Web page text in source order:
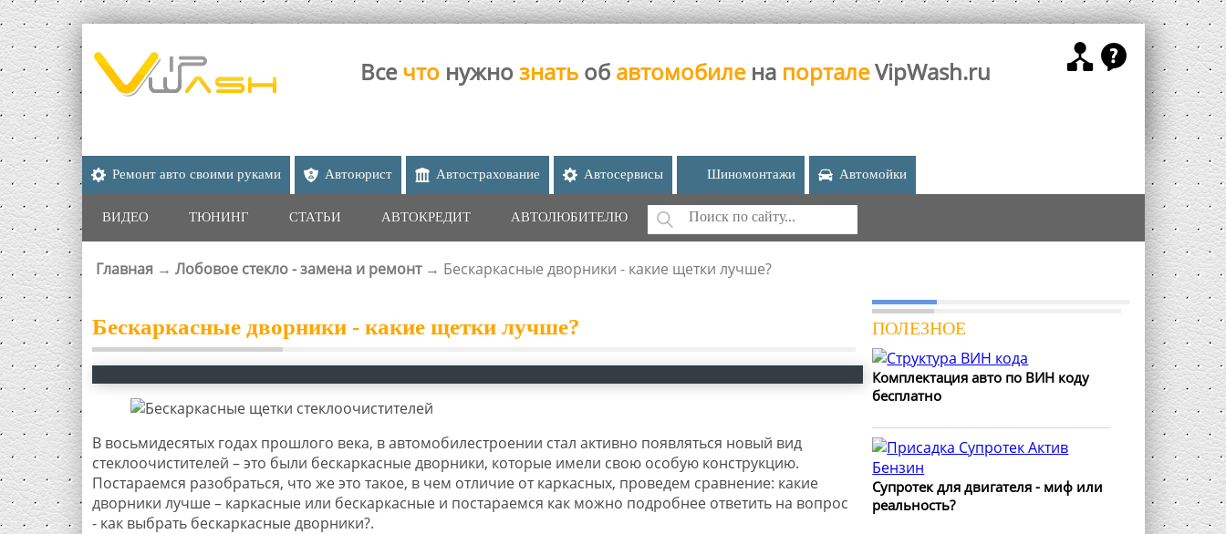
Все что нужно знать об автомобиле на порталеVipWash.ru
Ремонт авто своими руками Автоюрист Автострахование Автосервисы Шиномонтажи Автомойки
ВИДЕО ТЮНИНГ СТАТЬИ АВТОКРЕДИТ АВТОЛЮБИТЕЛЮ
ФОРМА ПОИСКА
Поиск
ВЫ ЗДЕСЬ
Главная → Лобовое стекло - замена и ремонт → Бескаркасные дворники - какие щетки лучше?
Бескаркасные дворники - какие щетки лучше?
В восьмидесятых годах прошлого века, в автомобилестроении стал активно появляться новый вид
стеклоочистителей – это были бескаркасные дворники, которые имели свою особую конструкцию.
Постараемся разобраться, что же это такое, в чем отличие от каркасных, проведем сравнение: какие
дворники лучше – каркасные или бескаркасные и постараемся как можно подробнее ответить на вопрос
- как выбрать бескаркасные дворники?.
ПОЛЕЗНОЕ
Комплектация авто по ВИН коду
бесплатно
Супротек для двигателя - миф или
реальность?